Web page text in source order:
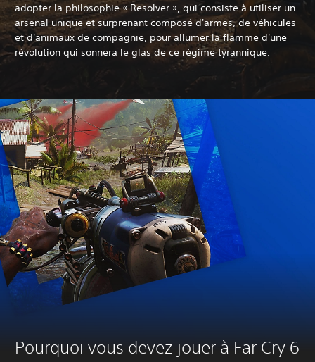
adopter la philosophie « Resolver », qui consiste à utiliser un
arsenal unique et surprenant composé d'armes, de véhicules
et d'animaux de compagnie, pour allumer la flamme d'une
révolution qui sonnera le glas de ce régime tyrannique.
Pourquoi vous devez jouer à Far Cry 6